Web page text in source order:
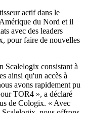
actif dans le
du Nord et il
avec des leaders
pour faire de nouvelles
Scalelogix consistant à
ainsi qu'un accès à
avons rapidement pu
TOR4 », a déclaré
de Cologix. « Avec